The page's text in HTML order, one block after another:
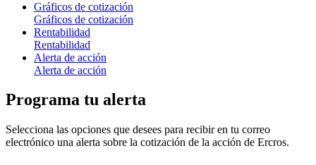
Gráficos de cotización
Gráficos de cotización
Rentabilidad
Rentabilidad
Alerta de acción
Alerta de acción
Programa tu alerta
Selecciona las opciones que desees para recibir en tu correo
electrónico una alerta sobre la cotización de la acción de Ercros.